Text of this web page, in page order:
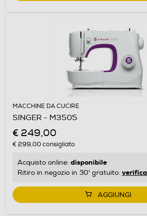
MACCHINE DA CUCIRE
SINGER - M3505
€ 249,00
€ 299,00consigliato
Acquisto online: disponibile
Ritiro in negozio in 30' gratuito: verifica
AGGIUNGI